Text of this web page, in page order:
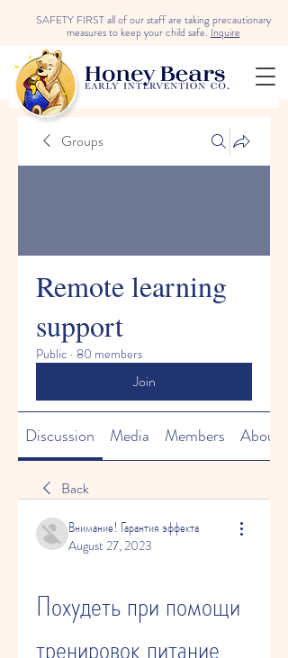
SAFETY FIRST all of our staff are taking precautionary
measures to keep your child safe.Inquire
Groups
Remote learning
support
Public · 80 members
Join
Discussion Media Members About
Back
Внимание! Гарантия эффекта
August 27, 2023
Похудеть при помощи
тренировок питание